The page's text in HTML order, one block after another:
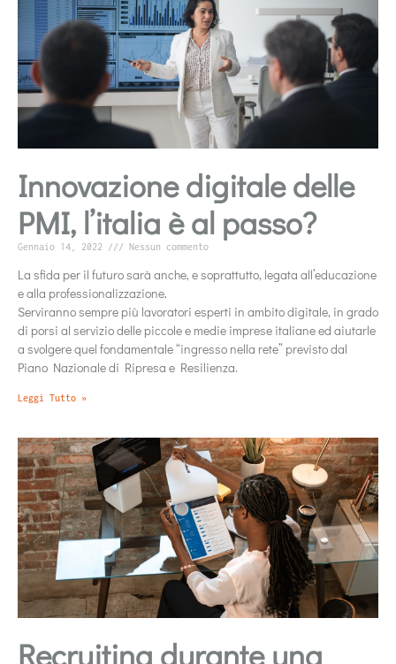
Innovazione digitale delle
PMI, l’italia è al passo?
Gennaio 14, 2022 Nessun commento
La sfida per il futuro sarà anche, e soprattutto, legata all’educazione
e alla professionalizzazione.
Serviranno sempre più lavoratori esperti in ambito digitale, in grado
di porsi al servizio delle piccole e medie imprese italiane ed aiutarle
a svolgere quel fondamentale “ingresso nella rete” previsto dal
Piano Nazionale di Ripresa e Resilienza.
Leggi Tutto »
Recruiting durante una